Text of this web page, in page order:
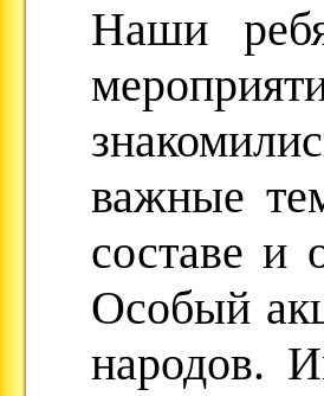
Наши
важные
составе и
Особый
народов.